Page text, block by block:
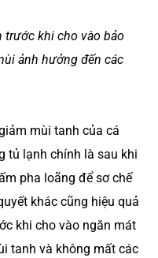
trước khi cho vào bảo
ảnh hưởng đến các
mùi tanh của cá
tủ lạnh chính là sau khi
pha loãng để sơ chế
khác cũng hiệu quả
khi cho vào ngăn mát
tanh và không mất các